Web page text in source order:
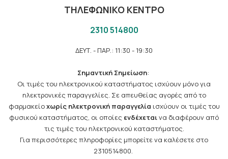
ΤΗΛΕΦΩΝΙΚΟ ΚΕΝΤΡΟ
2310 514800
ΔΕΥΤ. - ΠΑΡ.: 11:30 - 19:30
Σημαντική Σημείωση:
Οι τιμές του ηλεκτρονικού καταστήματος ισχύουν μόνο για
ηλεκτρονικές παραγγελίες. Σε απευθείας αγορές από το
φαρμακείοχωρίς ηλεκτρονική παραγγελία ισχύουν οι τιμές του
φυσικού καταστήματος, οι οποίες ενδέχεταινα διαφέρουν από
τις τιμές του ηλεκτρονικού καταστήματος.
Για περισσότερες πληροφορίες μπορείτε να καλέσετε στο
2310514800.